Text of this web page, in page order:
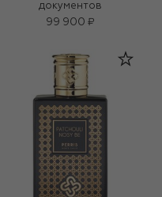
документов
99 900 ₽